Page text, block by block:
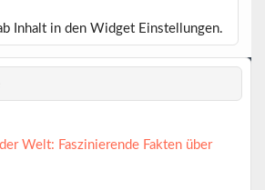
Inhalt in den Widget Einstellungen.